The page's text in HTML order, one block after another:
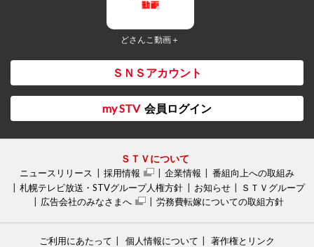
どさんこ動画＋
ＳＮＳアカウント
my STV 会員ログイン
ＳＴＶについて
ニュースリリース 採用情報 企業情報
番組向上への取組み
札幌テレビ放送・STVグループ人権方針
お知らせ
ＳＴＶグループ
広告会社のみなさまへ
労務費転嫁についての取組方針
ご利用にあたって 個人情報について 著作権とリンク